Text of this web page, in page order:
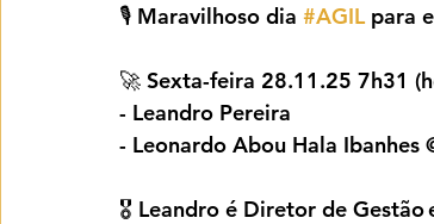
🎙️ Maravilhoso dia #AGIL para
🚀 Sexta-feira 28.11.25 7h31
- Leandro Pereira
- Leonardo Abou Hala Ibanhes
🎖️ Leandro é Diretor de Gestão